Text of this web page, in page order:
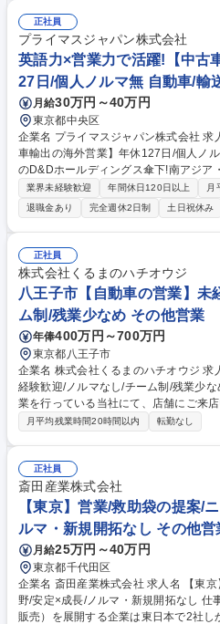
送をお任せします。 ・3t車での自社食
い、新商品の提案、見積もり提示 ・顧
提案 ※入社後は内勤（電話対応・商品
知識や関係構築のノウハウを丁寧に指
ローする環境です。 募集職種 兵庫/豊岡【食肉卸のルート営業・配送】ノ
ルマなし！マルアイグループ◎
正社員
プライマスジャパン株式会社
英語力×営業力で活躍!【中古
27日/個人ノルマ無 自動車/輸
月給30万円～40万円
東京都中央区
企業名 プライマスジャパン株式会社 求人名 英語力×営業力で活躍!【中古
車輸出の海外営業】年休127日/個人ノルマ無 仕事の内容 売上
のD&Dホールディングス傘下!南アジア
といった世界各国を中心に中古車輸出
出の海外営業をお任せします。海外営業の経験は不問
て海外とつながる仕事がしたい方、歓
語が中心ですが、入社後に業務の流れ
【詳細】★まずは、既存社員のアシス
アリング・提案■海外エージェントとの
クションでの車両入札■海外マーケット
の車両情報の掲載・更新■新規顧客開拓（将来的に）
業力で活躍!【中古車輸出の海外営業】
業界未経験歓迎 年間休日120日以上 月
退職金あり
完全週休2日制 土日祝休み
正社員
株式会社くるまのハチオウジ
八王子市【自動車の営業】未
ム制/残業少なめ その他営業
年俸400万円～700万円
東京都八王子市
企業名 株式会社くるまのハチオウジ 求人名 八王子市【自動車の営業】未
経験歓迎/ノルマなし/チーム制/残業少なめ 仕事の内容 自動車販売・
業を行っている当社にて、店舗にご来
車の提案営業をお任せいたします。車
類の作成（書き方なども丁寧に指導し
業務 ■店舗での接客業務全般 ※先輩社
り、基礎から着実に業務を習得できる
ルマはなく、チームで目標達成を目指
社の指定する業務 募集職種 八王子市【自動車の営業】未経験歓迎/ノルマ
なし/チーム制/残業少なめ
月平均残業時間20時間以内 転勤なし
正社員
斎田産業株式会社
【東京】営業/救助袋の提案/
ルマ・新規開拓なし その他営
月給25万円～40万円
東京都千代田区
企業名 斎田産業株式会社 求人名 【東京】営業/救助袋の提案/ニッチな分
野/安定×成長/ノルマ・新規開拓なし 仕事の内容 同事業（救助袋の製造・
販売）を展開する企業は東日本で2社